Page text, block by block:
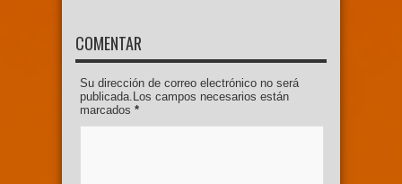
COMENTAR
Su dirección de correo electrónico no será
publicada.Los campos necesarios están
marcados *